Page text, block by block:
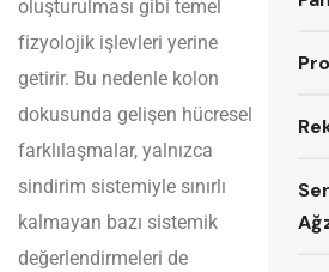
oluşturulması gibi temel
fizyolojik işlevleri yerine
getirir. Bu nedenle kolon
dokusunda gelişen hücresel
farklılaşmalar, yalnızca
sindirim sistemiyle sınırlı
kalmayan bazı sistemik
değerlendirmeleri de